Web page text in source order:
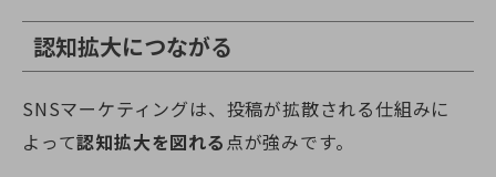
認知拡大につながる
SNSマーケティングは、投稿が拡散される仕組みに
よって認知拡大を図れる点が強みです。